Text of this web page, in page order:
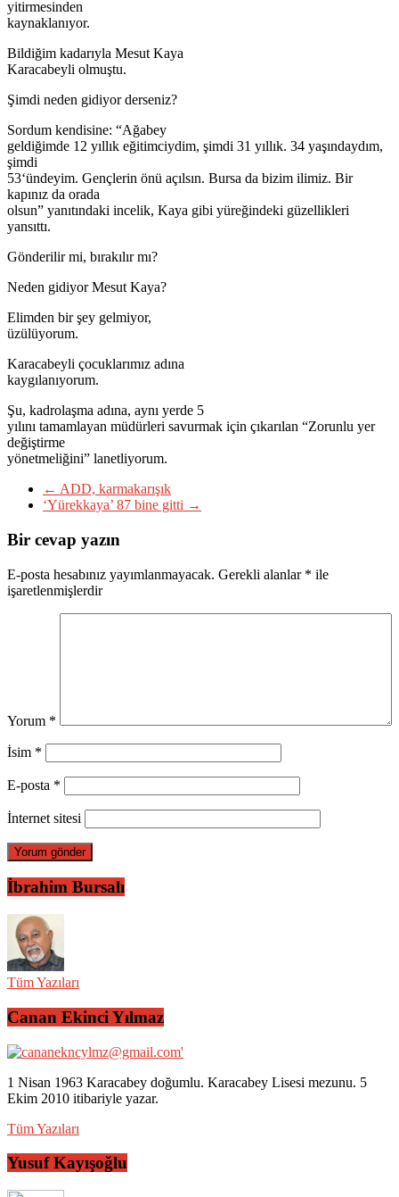
yitirmesinden
kaynaklanıyor.
Bildiğim kadarıyla Mesut Kaya
Karacabeyli olmuştu.
Şimdi neden gidiyor derseniz?
Sordum kendisine: “Ağabey
geldiğimde 12 yıllık eğitimciydim, şimdi 31 yıllık. 34 yaşındaydım,
şimdi
53‘ündeyim. Gençlerin önü açılsın. Bursa da bizim ilimiz. Bir
kapınız da orada
olsun” yanıtındaki incelik, Kaya gibi yüreğindeki güzellikleri
yansıttı.
Gönderilir mi, bırakılır mı?
Neden gidiyor Mesut Kaya?
Elimden bir şey gelmiyor,
üzülüyorum.
Karacabeyli çocuklarımız adına
kaygılanıyorum.
Şu, kadrolaşma adına, aynı yerde 5
yılını tamamlayan müdürleri savurmak için çıkarılan “Zorunlu yer
değiştirme
yönetmeliğini” lanetliyorum.
← ADD, karmakarışık
‘Yürekkaya’ 87 bine gitti →
Bir cevap yazın
E-posta hesabınız yayımlanmayacak. Gerekli alanlar * ile
işaretlenmişlerdir
Yorum *
İsim *
E-posta *
İnternet sitesi
İbrahim Bursalı
Tüm Yazıları
Canan Ekinci Yılmaz
1 Nisan 1963 Karacabey doğumlu. Karacabey Lisesi mezunu. 5
Ekim 2010 itibariyle yazar.
Tüm Yazıları
Yusuf Kayışoğlu